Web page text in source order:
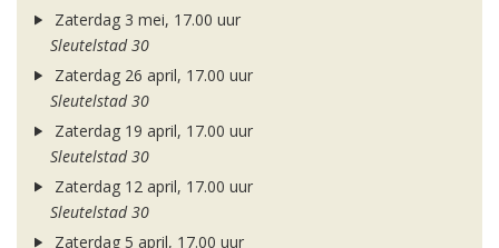
Zaterdag 3 mei, 17.00 uur
Sleutelstad 30
Zaterdag 26 april, 17.00 uur
Sleutelstad 30
Zaterdag 19 april, 17.00 uur
Sleutelstad 30
Zaterdag 12 april, 17.00 uur
Sleutelstad 30
Zaterdag 5 april, 17.00 uur